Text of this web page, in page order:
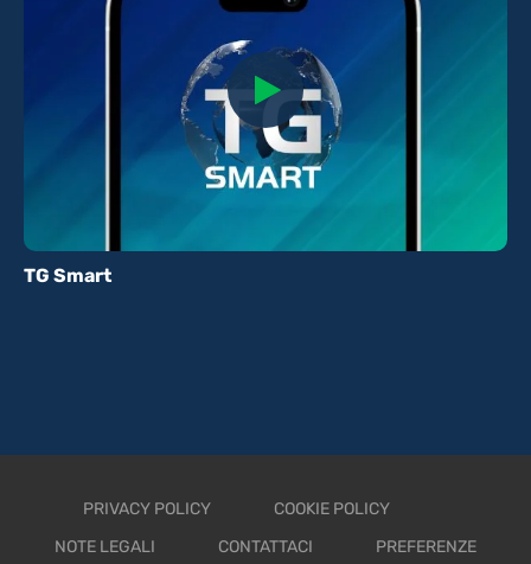
TG Smart
PRIVACY POLICY
COOKIE POLICY
NOTE LEGALI
CONTATTACI PREFERENZE